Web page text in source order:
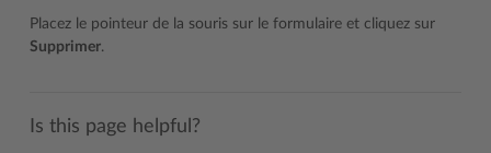
Placez le pointeur de la souris sur le formulaire et cliquez sur
Supprimer.
Is this page helpful?